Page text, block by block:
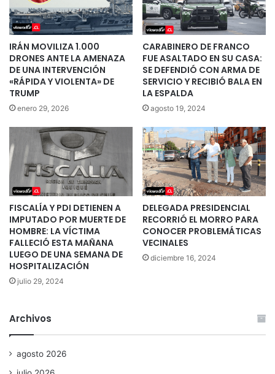
IRÁN MOVILIZA 1.000
DRONES ANTE LA AMENAZA
DE UNA INTERVENCIÓN
«RÁPIDA Y VIOLENTA» DE
TRUMP
enero 29, 2026
CARABINERO DE FRANCO
FUE ASALTADO EN SU CASA:
SE DEFENDIÓ CON ARMA DE
SERVICIO Y RECIBIÓ BALA EN
LA ESPALDA
agosto 19, 2024
FISCALÍA Y PDI DETIENEN A
IMPUTADO POR MUERTE DE
HOMBRE: LA VÍCTIMA
FALLECIÓ ESTA MAÑANA
LUEGO DE UNA SEMANA DE
HOSPITALIZACIÓN
julio 29, 2024
DELEGADA PRESIDENCIAL
RECORRIÓ EL MORRO PARA
CONOCER PROBLEMÁTICAS
VECINALES
diciembre 16, 2024
Archivos
agosto 2026